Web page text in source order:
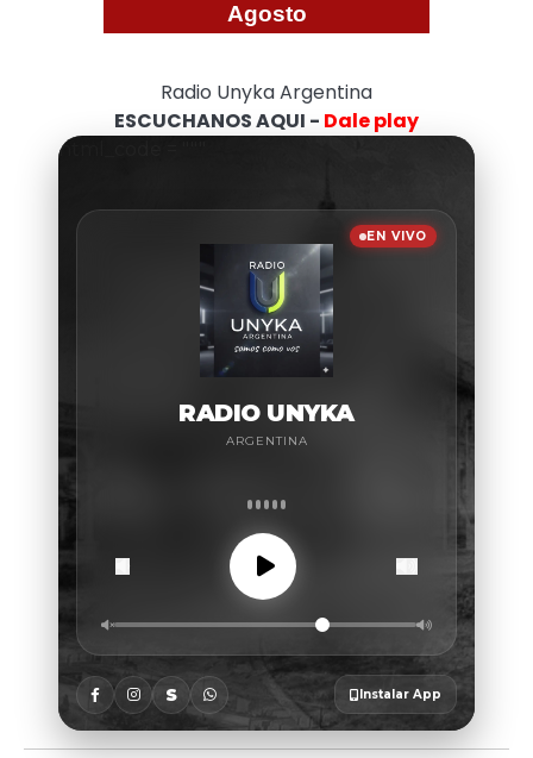
Agosto
Radio Unyka Argentina
ESCUCHANOS AQUI - Dale play